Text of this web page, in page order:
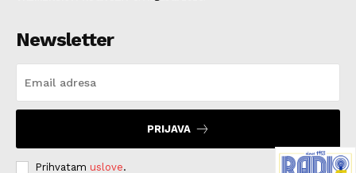
Newsletter
PRIJAVA
Prihvatam uslove.